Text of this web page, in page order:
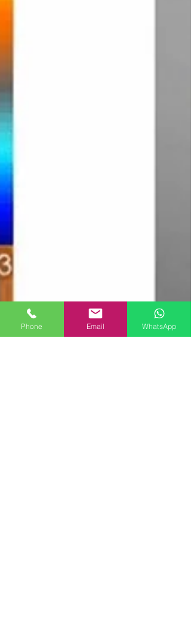
Phone Email WhatsApp